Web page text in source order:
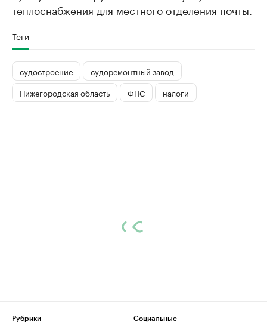
теплоснабжения для местного отделения почты.
Теги
судостроение
судоремонтный завод
Нижегородская область
ФНС налоги
Рубрики
Социальные